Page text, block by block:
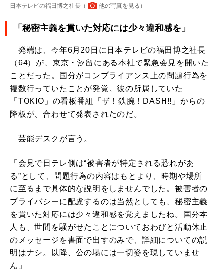
日本テレビの福田博之社長（ 他の写真を見る ）
「秘密主義を貫いた対応には少々違和感を」
発端は、今年6月20日に日本テレビの福田博之社長
（64）が、東京・汐留にある本社で緊急会見を開いた
ことだった。国分がコンプライアンス上の問題行為を
複数行っていたことが発覚。彼の所属していた
「TOKIO」の看板番組「ザ！鉄腕！DASH!!」からの
降板が、合わせて発表されたのだ。
芸能デスクが言う。
「会見で日テレ側は“被害者が特定される恐れがあ
る”として、問題行為の内容はもとより、時期や場所
に至るまで具体的な説明をしませんでした。被害者の
プライバシーに配慮するのは当然としても、秘密主義
を貫いた対応には少々違和感を覚えましたね。国分本
人も、世間を騒がせたことについておわびと活動休止
のメッセージを書面で出すのみで、詳細についての説
明はナシ。以降、公の場には一切姿を現していませ
ん」